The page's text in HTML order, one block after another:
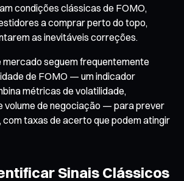
condições clássicas de FOMO,
a comprar perto do topo,
as inevitáveis correções.
mercado seguem frequentemente
de FOMO — um indicador
métricas de volatilidade,
volume de negociação — para prever
taxas de acerto que podem atingir
Sinais Clássicos